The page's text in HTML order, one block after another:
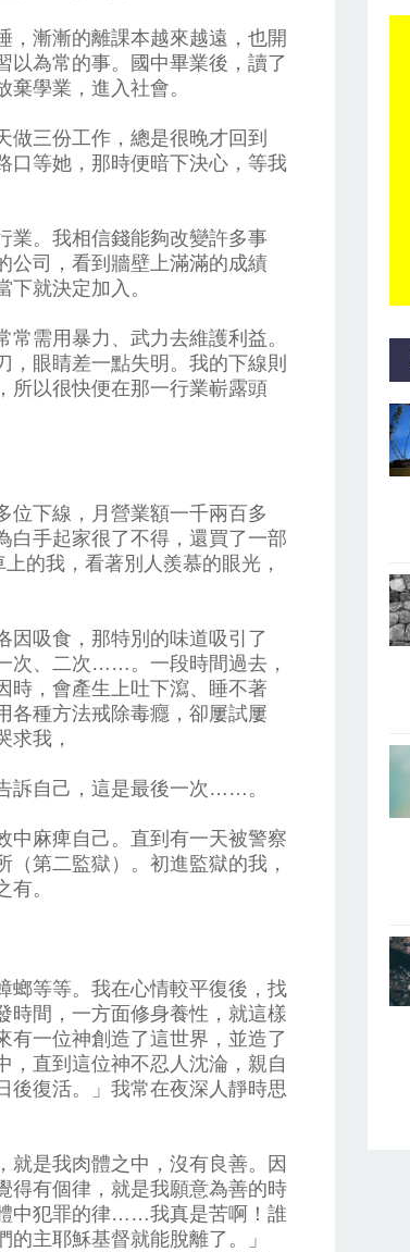
，漸漸的離課本越來越遠，也開
以為常的事。國中畢業後，讀了
學業，進入社會。
做三份工作，總是很晚才回到
口等她，那時便暗下決心，等我
業。我相信錢能夠改變許多事
公司，看到牆壁上滿滿的成績
就決定加入。
需用暴力、武力去維護利益。
眼睛差一點失明。我的下線則
所以很快便在那一行業嶄露頭
位下線，月營業額一千兩百多
白手起家很了不得，還買了一部
的我，看著別人羨慕的眼光，
因吸食，那特別的味道吸引了
次、二次……。一段時間過去，
時，會產生上吐下瀉、睡不著
各種方法戒除毒癮，卻屢試屢
求我，
訴自己，這是最後一次……。
中麻痺自己。直到有一天被警察
第二監獄）。初進監獄的我，
。
螂等等。我在心情較平復後，找
時間，一方面修身養性，就這樣
有一位神創造了這世界，並造了
，直到這位神不忍人沈淪，親自
後復活。」我常在夜深人靜時思
就是我肉體之中，沒有良善。因
有個律，就是我願意為善的時
中犯罪的律……我真是苦啊！誰
主耶穌基督就能脫離了。」